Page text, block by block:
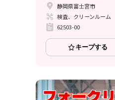
静岡県富士宮市
検査、クリーンルーム
62503-00
キープする